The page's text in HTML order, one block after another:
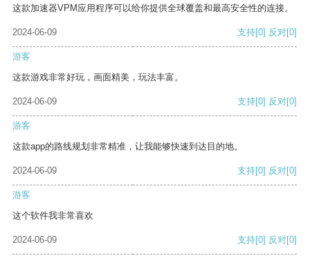
这款加速器VPM应用程序可以给你提供全球覆盖和最高安全性的连接。
2024-06-09 支持[0] 反对[0]
游客
这款游戏非常好玩，画面精美，玩法丰富。
2024-06-09 支持[0] 反对[0]
游客
这款app的路线规划非常精准，让我能够快速到达目的地。
2024-06-09 支持[0] 反对[0]
游客
这个软件我非常喜欢
2024-06-09 支持[0] 反对[0]